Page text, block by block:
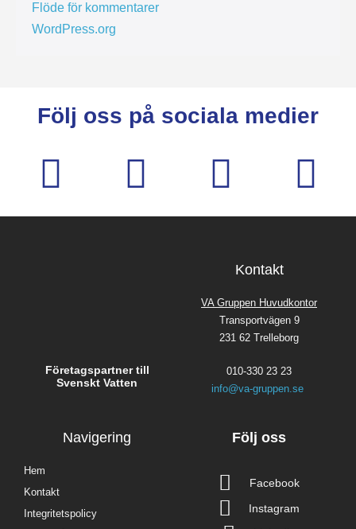
Flöde för kommentarer
WordPress.org
Följ oss på sociala medier
Företagspartner till
Svenskt Vatten
Kontakt
VA Gruppen Huvudkontor
Transportvägen 9
231 62 Trelleborg
010-330 23 23
info@va-gruppen.se
Navigering
Hem
Kontakt
Integritetspolicy
Följ oss
Facebook
Instagram